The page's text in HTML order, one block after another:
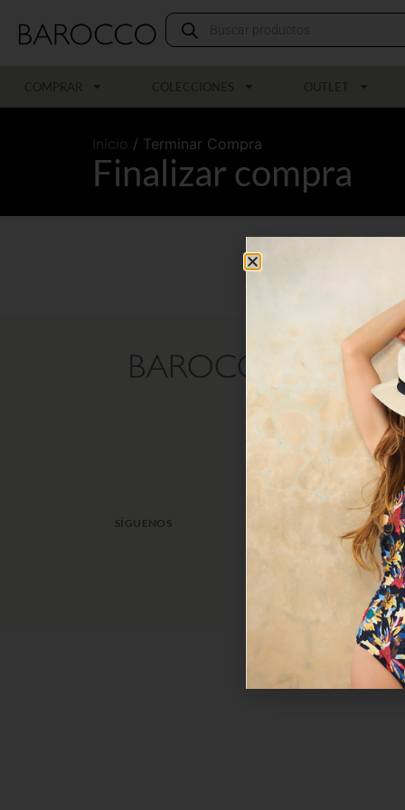
COMPRAR COLECCIONES OUTLET
Inicio / Terminar Compra
Finalizar compra
GUÍA
SÍGUENOS